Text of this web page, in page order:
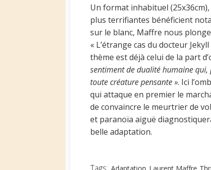
Un format inhabituel
plus terrifiantes bénéficient
sur le blanc, Maffre nous
« L’étrange cas du docteur
thème est déjà celui de la part
sentiment de dualité humaine qui,
toute créature pensante ». Ici
qui attaque en premier le
de convaincre le meurtrier de
et paranoïa aiguë
belle adaptation.